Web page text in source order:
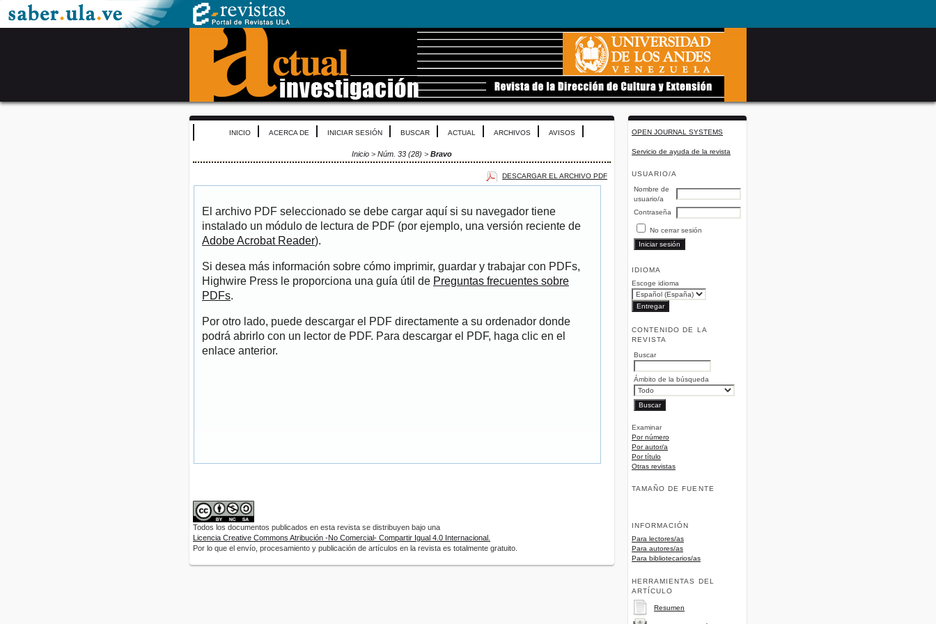
OPEN JOURNAL SYSTEMS
Servicio de ayuda de la revista
USUARIO/A
Nombre de
usuario/a
Contraseña
No cerrar sesión
IDIOMA
Escoge idioma
CONTENIDO DE LA
REVISTA
Buscar
Ámbito de la búsqueda
Examinar
Por número
Por autor/a
Por título
Otras revistas
TAMAÑO DE FUENTE
INFORMACIÓN
Para lectores/as
Para autores/as
Para bibliotecarios/as
HERRAMIENTAS DEL
ARTÍCULO
Resumen
INICIO ACERCA DE INICIAR SESIÓN BUSCAR ACTUAL ARCHIVOS AVISOS
Inicio > Núm. 33 (28) > Bravo
DESCARGAR EL ARCHIVO PDF
El archivo PDF seleccionado se debe cargar aquí si su navegador tiene
instalado un módulo de lectura de PDF (por ejemplo, una versión reciente de
Adobe Acrobat Reader).
Si desea más información sobre cómo imprimir, guardar y trabajar con PDFs,
Highwire Press le proporciona una guía útil de Preguntas frecuentes sobre
PDFs.
Por otro lado, puede descargar el PDF directamente a su ordenador donde
podrá abrirlo con un lector de PDF. Para descargar el PDF, haga clic en el
enlace anterior.
Todos los documentos publicados en esta revista se distribuyen bajo una
Licencia Creative Commons Atribución -No Comercial- Compartir Igual 4.0 Internacional.
Por lo que el envío, procesamiento y publicación de artículos en la revista es totalmente gratuito.